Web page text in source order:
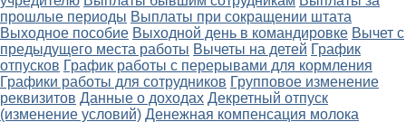
прошлые периоды Выплаты при сокращении штата
Выходное пособие Выходной день в командировке Вычет с
предыдущего места работы Вычеты на детей График
отпусков График работы с перерывами для кормления
Графики работы для сотрудников Групповое изменение
реквизитов Данные о доходах Декретный отпуск
(изменение условий) Денежная компенсация молока